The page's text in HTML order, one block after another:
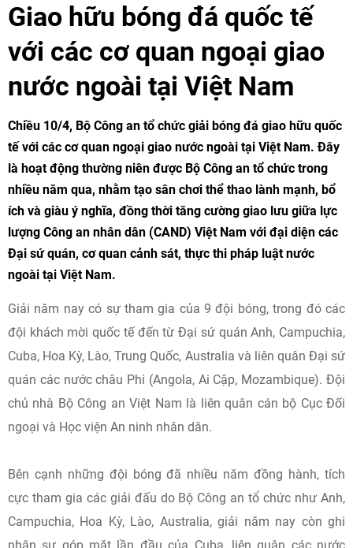
Giao hữu bóng đá quốc tế
với các cơ quan ngoại giao
nước ngoài tại Việt Nam
Chiều 10/4, Bộ Công an tổ chức giải bóng đá giao hữu quốc
tế với các cơ quan ngoại giao nước ngoài tại Việt Nam. Đây
là hoạt động thường niên được Bộ Công an tổ chức trong
nhiều năm qua, nhằm tạo sân chơi thể thao lành mạnh, bổ
ích và giàu ý nghĩa, đồng thời tăng cường giao lưu giữa lực
lượng Công an nhân dân (CAND) Việt Nam với đại diện các
Đại sứ quán, cơ quan cảnh sát, thực thi pháp luật nước
ngoài tại Việt Nam.
Giải năm nay có sự tham gia của 9 đội bóng, trong đó các
đội khách mời quốc tế đến từ Đại sứ quán Anh, Campuchia,
Cuba, Hoa Kỳ, Lào, Trung Quốc, Australia và liên quân Đại sứ
quán các nước châu Phi (Angola, Ai Cập, Mozambique). Đội
chủ nhà Bộ Công an Việt Nam là liên quân cán bộ Cục Đối
ngoại và Học viện An ninh nhân dân.
Bên cạnh những đội bóng đã nhiều năm đồng hành, tích
cực tham gia các giải đấu do Bộ Công an tổ chức như Anh,
Campuchia, Hoa Kỳ, Lào, Australia, giải năm nay còn ghi